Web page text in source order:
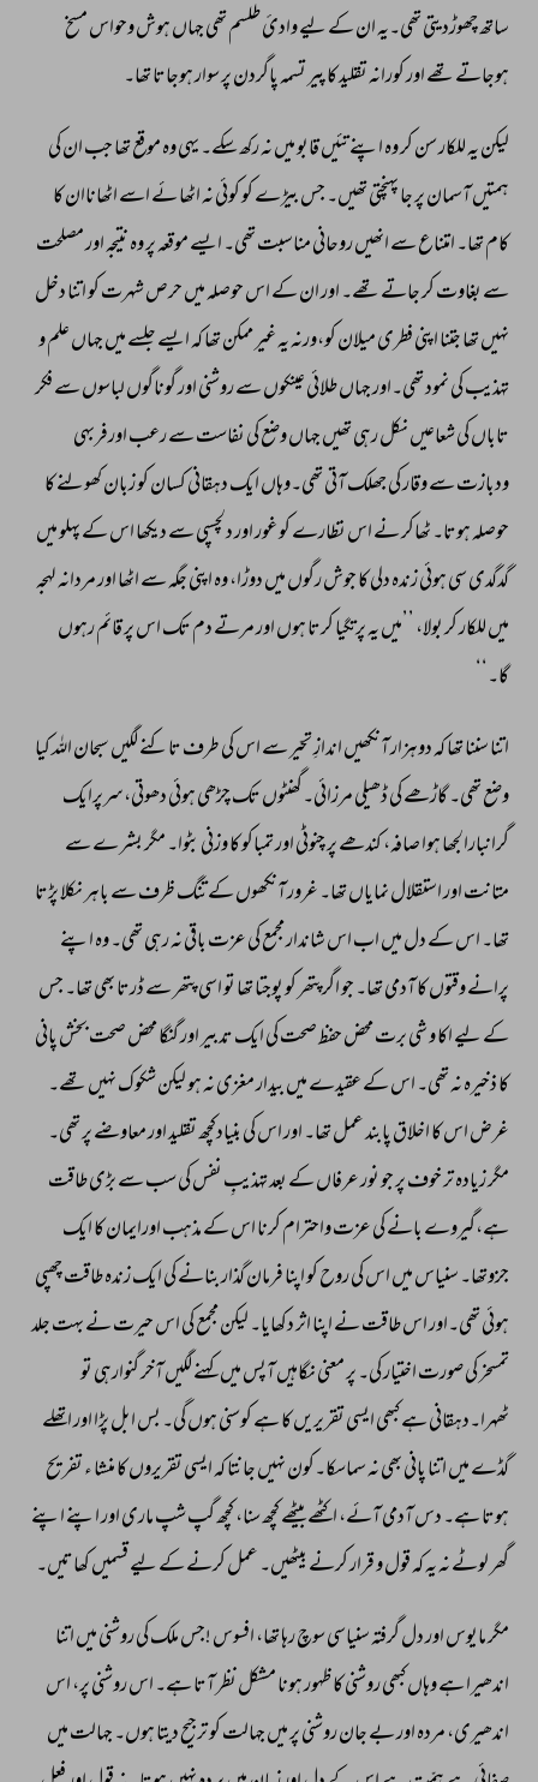
ساتھ چھوڑدیتی تھی۔یہ ان کے لیے وادئ طلسم تھی جہاں ہوش وحواس مسخ
ہوجاتے تھے اور کورانہ تقلید کا پیر تسمہ پاگردن پر سوار ہوجاتا تھا۔
لیکن یہ للکار سن کر وہ اپنے تئیں قابو میں نہ رکھ سکے۔ یہی وہ موقع تھا جب ان کی
ہمتیں آسمان پر جا پہنچتی تھیں۔ جس بیڑے کو کوئی نہ اٹھا ئے اسے اٹھاناان کا
کام تھا۔ امتناع سے انھیں روحانی مناسبت تھی۔ ایسے موقعہ پر وہ نتیجہ اور مصلحت
سے بغاوت کر جاتے تھے۔ اور ان کے اس حوصلہ میں حرص شہرت کو اتنا دخل
نہیں تھا جتنا اپنی فطری میلان کو،ورنہ یہ غیر ممکن تھا کہ ایسے جلسے میں جہاں علم و
تہذیب کی نمود تھی۔اور جہاں طلائی عینکوں سے روشنی اور گوناگوں لباسوں سے فکر
تاباں کی شعاعیں نکل رہی تھیں جہاں وضع کی نفاست سے رعب اورفربہی
ودبازت سے وقار کی جھلک آتی تھی۔وہاں ایک دہقانی کسان کو زبان کھولنے کا
حوصلہ ہوتا۔ ٹھاکر نے اس نظارے کو غور اور دلچسپی سے دیکھا اس کے پہلو میں
گدگدی سی ہوئی زندہ دلی کا جوش رگوں میں دوڑا، وہ اپنی جگہ سے اٹھا اور مردانہ لہجہ
میں للکار کر بولا، ’’میں یہ پرتگیا کرتا ہوں اور مرتے دم تک اس پر قائم رہوں
گا۔‘‘
اتنا سننا تھا کہ دوہزار آنکھیں اندازِ تحیّر سے اس کی طرف تاکنے لگیں سبحان اللہ کیا
وضع تھی۔ گاڑھے کی ڈھیلی مرزائی۔گھنٹوں تک چڑھی ہوئی دھوتی،سرپرایک
گرانبارالجھا ہوا صافہ، کندھے پر چنوٹی اور تمباکو کا وزنی بٹوا۔ مگر بشر ے سے
متانت اور استقلال نمایاں تھا۔ غرور آنکھوں کے تنگ ظرف سے باہر نکلا پڑتا
تھا۔ اس کے دل میں اب اس شاندار مجمع کی عزت باقی نہ رہی تھی۔ وہ اپنے
پرانے وقتوں کا آدمی تھا۔ جو اگرپتھر کو پوجتا تھا تو اسی پتھر سے ڈرتا بھی تھا۔ جس
کے لیے اکا و شی برت محض حفظ صحت کی ایک تدبیر اور گنگا محض صحت بخش پانی
کا ذخیرہ نہ تھی۔ اس کے عقیدے میں بیدار مغزی نہ ہو لیکن شکوک نہیں تھے۔
غرض اس کا اخلاق پابند عمل تھا۔ اور اس کی بنیادکچھ تقلید اور معاوضے پر تھی۔
مگر زیادہ تر خوف پر جو نور عرفاں کے بعد تہذیبِ نفس کی سب سے بڑی طاقت
ہے،گیروے بانے کی عزت واحترام کرنا اس کے مذہب اورایمان کا ایک
جزوتھا۔ سنیاس میں اس کی روح کو اپنا فرمان گذار بنانے کی ایک زندہ طاقت چھپی
ہوئی تھی۔اور اس طاقت نے اپنا اثر دکھایا۔ لیکن مجمع کی اس حیرت نے بہت جلد
تمسخر کی صورت اختیار کی۔ پر معنی نگاہیں آپس میں کہنے لگیں آخر گنوارہی تو
ٹھہرا۔دہقانی ہے کبھی ایسی تقریریں کا ہے کوسنی ہوں گی۔ بس ابل پڑا اور اتھلے
گڈے میں اتنا پانی بھی نہ سماسکا۔کون نہیں جانتا کہ ایسی تقریروں کا منشا ء تفریح
ہوتا ہے۔ دس آدمی آئے، اکٹھے بیٹھے کچھ سنا، کچھ گپ شپ ماری اور اپنے اپنے
گھر لوٹے نہ یہ کہ قول و قرار کرنے بیٹھیں۔ عمل کرنے کے لیے قسمیں کھاتیں۔
مگر مایوس اور دل گرفتہ سنیاسی سوچ رہا تھا، افسوس !جس ملک کی روشنی میں اتنا
اندھیرا ہے وہاں کبھی روشنی کا ظہور ہونا مشکل نظر آتا ہے۔ اس روشنی پر، اس
اندھیری، مردہ اور بے جان روشنی پر میں جہالت کو ترجیح دیتا ہوں۔ جہالت میں